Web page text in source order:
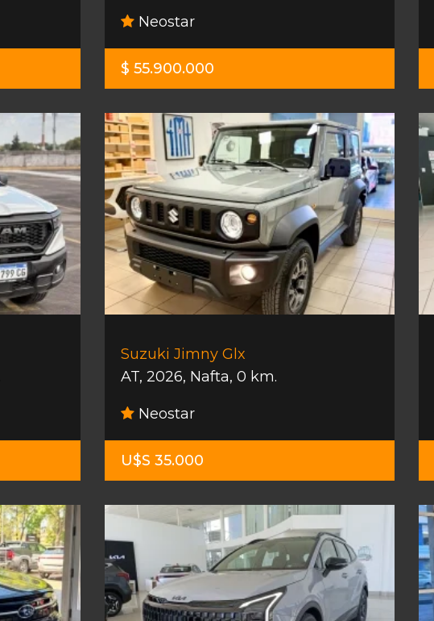
Neostar
$ 55.900.000
Suzuki Jimny Glx
AT, 2026, Nafta, 0 km.
Neostar
U$S 35.000